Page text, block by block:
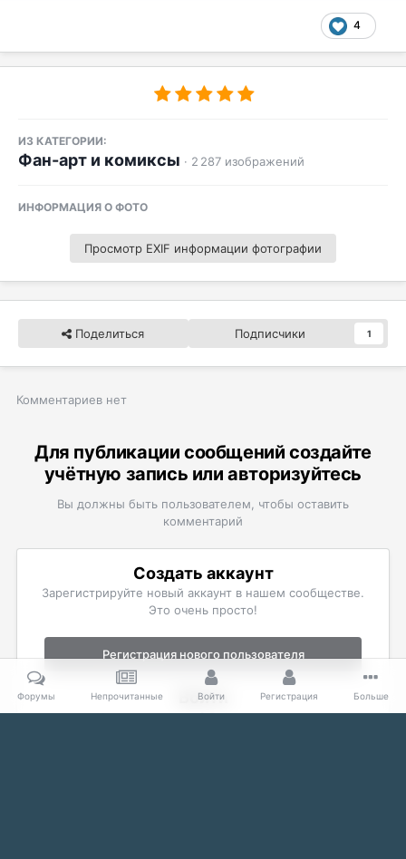
4
ИЗ КАТЕГОРИИ:
Фан-арт и комиксы · 2 287 изображений
ИНФОРМАЦИЯ О ФОТО
Просмотр EXIF информации фотографии
Поделиться Подписчики 1
Комментариев нет
Для публикации сообщений создайте
учётную запись или авторизуйтесь
Вы должны быть пользователем, чтобы оставить
комментарий
Создать аккаунт
Зарегистрируйте новый аккаунт в нашем сообществе.
Это очень просто!
Регистрация нового пользователя
Войти
Уже есть аккаунт? Войти в систему.
Форумы Непрочитанные Войти Регистрация Больше